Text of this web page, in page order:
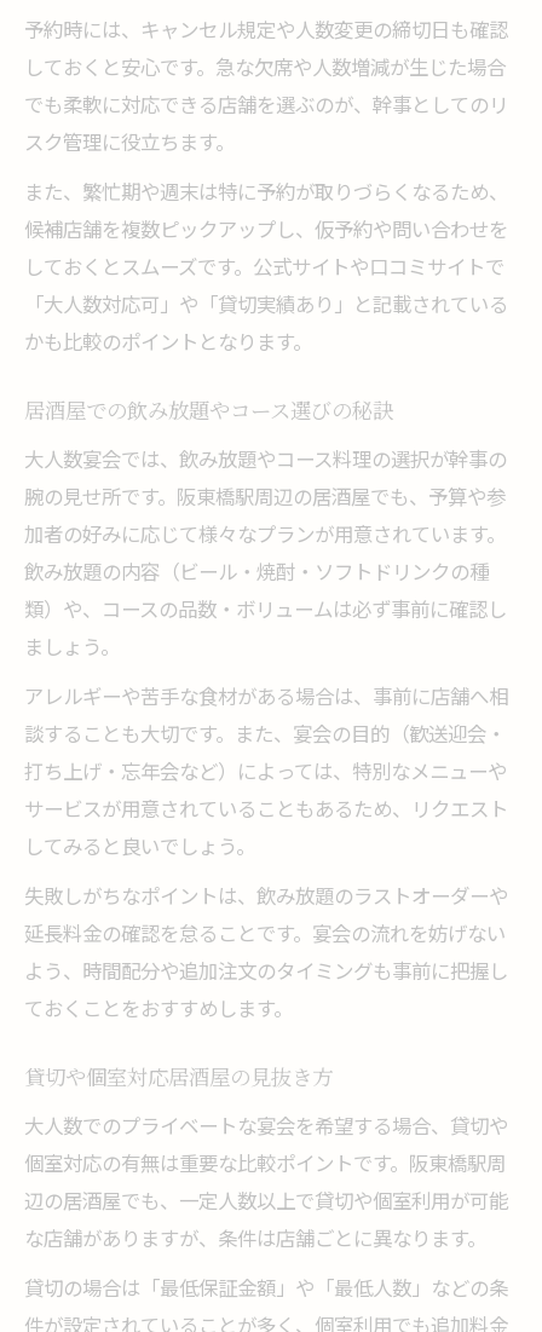
予約時には、キャンセル規定や人数変更の締切日も確認
しておくと安心です。急な欠席や人数増減が生じた場合
でも柔軟に対応できる店舗を選ぶのが、幹事としてのリ
スク管理に役立ちます。
また、繁忙期や週末は特に予約が取りづらくなるため、
候補店舗を複数ピックアップし、仮予約や問い合わせを
しておくとスムーズです。公式サイトや口コミサイトで
「大人数対応可」や「貸切実績あり」と記載されている
かも比較のポイントとなります。
居酒屋での飲み放題やコース選びの秘訣
大人数宴会では、飲み放題やコース料理の選択が幹事の
腕の見せ所です。阪東橋駅周辺の居酒屋でも、予算や参
加者の好みに応じて様々なプランが用意されています。
飲み放題の内容（ビール・焼酎・ソフトドリンクの種
類）や、コースの品数・ボリュームは必ず事前に確認し
ましょう。
アレルギーや苦手な食材がある場合は、事前に店舗へ相
談することも大切です。また、宴会の目的（歓送迎会・
打ち上げ・忘年会など）によっては、特別なメニューや
サービスが用意されていることもあるため、リクエスト
してみると良いでしょう。
失敗しがちなポイントは、飲み放題のラストオーダーや
延長料金の確認を怠ることです。宴会の流れを妨げない
よう、時間配分や追加注文のタイミングも事前に把握し
ておくことをおすすめします。
貸切や個室対応居酒屋の見抜き方
大人数でのプライベートな宴会を希望する場合、貸切や
個室対応の有無は重要な比較ポイントです。阪東橋駅周
辺の居酒屋でも、一定人数以上で貸切や個室利用が可能
な店舗がありますが、条件は店舗ごとに異なります。
貸切の場合は「最低保証金額」や「最低人数」などの条
件が設定されていることが多く、個室利用でも追加料金